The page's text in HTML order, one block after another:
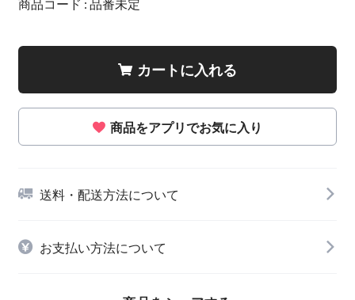
商品コード : 品番未定
カートに入れる
商品をアプリでお気に入り
送料・配送方法について
お支払い方法について